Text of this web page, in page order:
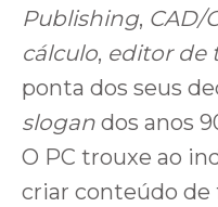
Publishing, CAD/
cálculo, editor de
ponta dos seus
slogan dos anos
O PC trouxe ao
criar conteúdo de